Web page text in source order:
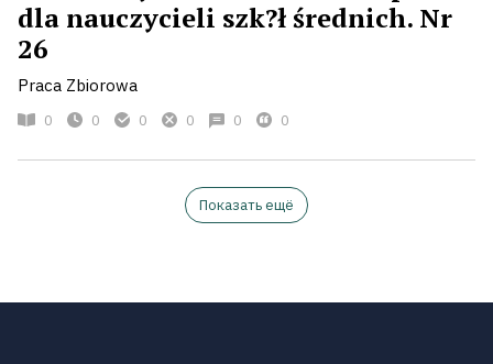
dla nauczycieli szk?ł średnich. Nr
26
Praca Zbiorowa
0 0 0 0 0 0
Показать ещё